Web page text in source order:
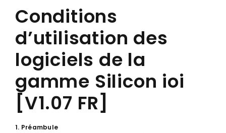
Conditions
d’utilisation des
logiciels de la
gamme Silicon ioi
[V1.07 FR]
1. Préambule